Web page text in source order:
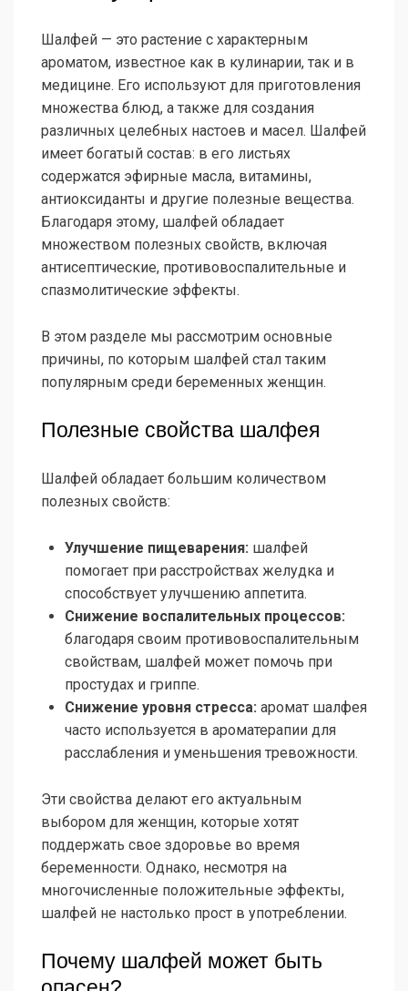
Шалфей — это растение с характерным
ароматом, известное как в кулинарии, так и в
медицине. Его используют для приготовления
множества блюд, а также для создания
различных целебных настоев и масел. Шалфей
имеет богатый состав: в его листьях
содержатся эфирные масла, витамины,
антиоксиданты и другие полезные вещества.
Благодаря этому, шалфей обладает
множеством полезных свойств, включая
антисептические, противовоспалительные и
спазмолитические эффекты.
В этом разделе мы рассмотрим основные
причины, по которым шалфей стал таким
популярным среди беременных женщин.
Полезные свойства шалфея
Шалфей обладает большим количеством
полезных свойств:
Улучшение пищеварения: шалфей
помогает при расстройствах желудка и
способствует улучшению аппетита.
Снижение воспалительных процессов:
благодаря своим противовоспалительным
свойствам, шалфей может помочь при
простудах и гриппе.
Снижение уровня стресса: аромат шалфея
часто используется в ароматерапии для
расслабления и уменьшения тревожности.
Эти свойства делают его актуальным
выбором для женщин, которые хотят
поддержать свое здоровье во время
беременности. Однако, несмотря на
многочисленные положительные эффекты,
шалфей не настолько прост в употреблении.
Почему шалфей может быть